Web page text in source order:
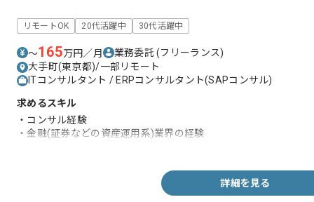
リモートOK 20代活躍中 30代活躍中
〜165万円／月 業務委託(フリーランス)
大手町(東京都)/一部リモート
ITコンサルタント / ERPコンサルタント(SAPコンサル)
求めるスキル
・コンサル経験
・金融(証券などの資産運用系)業界の経験
詳細を見る